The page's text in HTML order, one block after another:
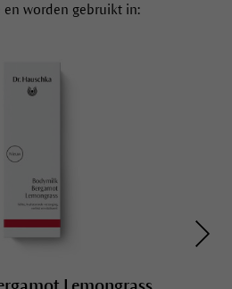
en worden gebruikt in: